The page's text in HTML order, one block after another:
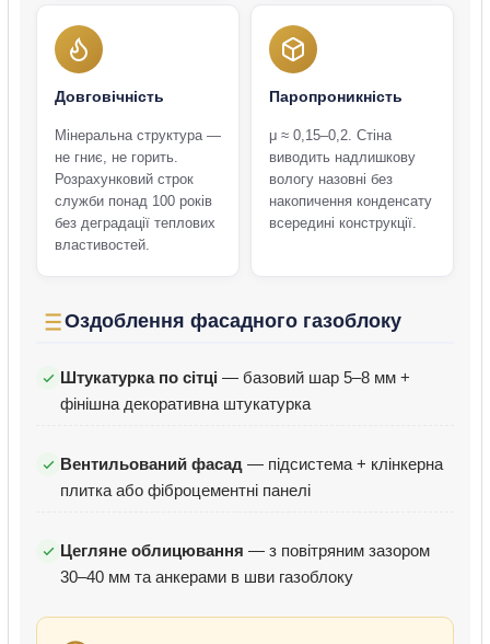
Довговічність
Мінеральна структура —
не гниє, не горить.
Розрахунковий строк
служби понад 100 років
без деградації теплових
властивостей.
Паропроникність
μ ≈ 0,15–0,2. Стіна
виводить надлишкову
вологу назовні без
накопичення конденсату
всередині конструкції.
Оздоблення фасадного газоблоку
Штукатурка по сітці — базовий шар 5–8 мм +
фінішна декоративна штукатурка
Вентильований фасад — підсистема + клінкерна
плитка або фіброцементні панелі
Цегляне облицювання — з повітряним зазором
30–40 мм та анкерами в шви газоблоку